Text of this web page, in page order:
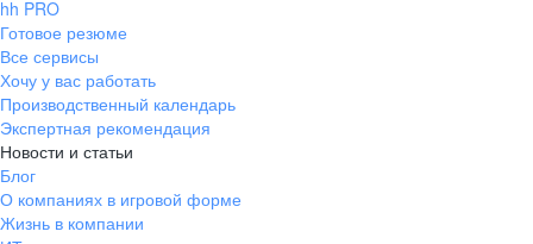
hh PRO
Готовое резюме
Все сервисы
Хочу у вас работать
Производственный календарь
Экспертная рекомендация
Новости и статьи
Блог
О компаниях в игровой форме
Жизнь в компании